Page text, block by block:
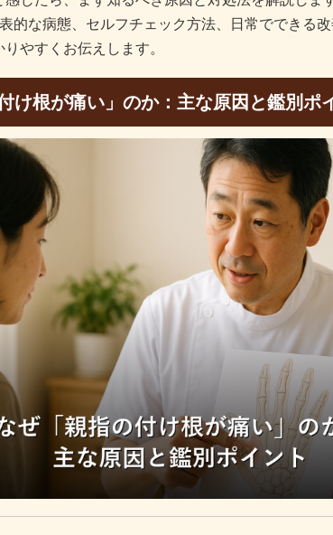
的な病態、セルフチェック方法、日常でできる
やすくお伝えします。
け根が痛い」のか：主な原因と鑑別ポ